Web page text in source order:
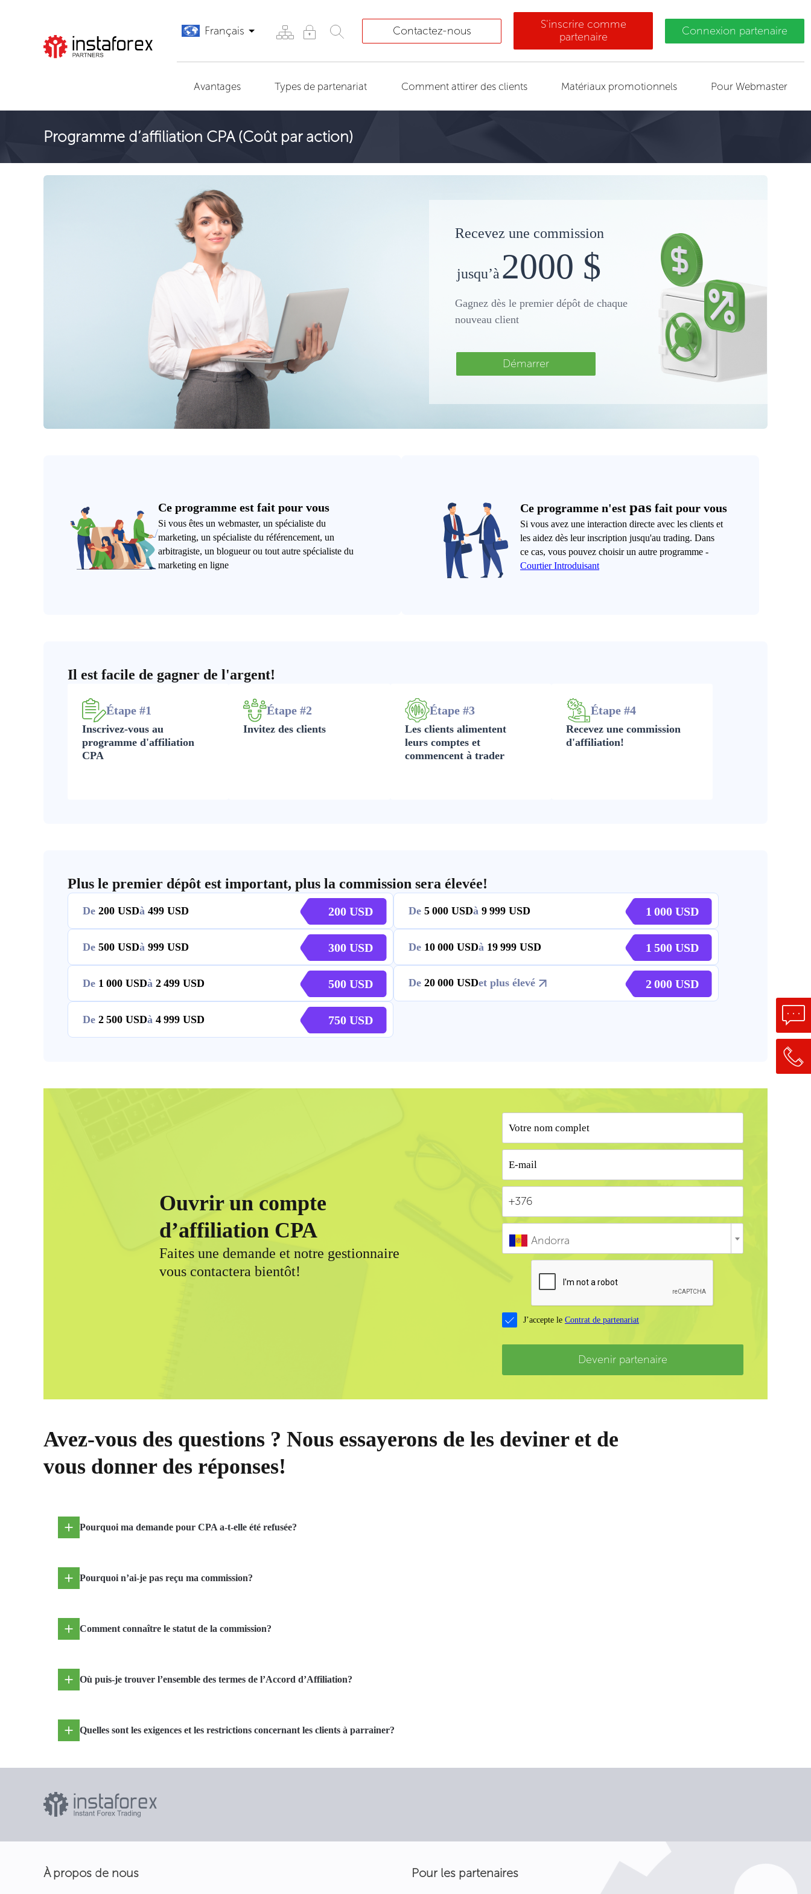
Français Contactez-nous
S'inscrire comme
partenaire
Connexion partenaire
Avantages Types de partenariat Comment attirer des clients Matériaux promotionnels Pour Webmaster
Programme d’affiliation CPA (Coût par action)
Recevez une commission
jusqu’à 2000 $
Gagnez dès le premier dépôt de chaque
nouveau client
Démarrer
Ce programme est fait pour vous
Si vous êtes un webmaster, un spécialiste du
marketing, un spécialiste du référencement, un
arbitragiste, un blogueur ou tout autre spécialiste du
marketing en ligne
Ce programme n'est pas fait pour vous
Si vous avez une interaction directe avec les clients et
les aidez dès leur inscription jusqu'au trading. Dans
ce cas, vous pouvez choisir un autre programme -
Courtier Introduisant
Il est facile de gagner de l'argent!
Étape #1
Inscrivez-vous au
programme d'affiliation
CPA
Étape #2
Invitez des clients
Étape #3
Les clients alimentent
leurs comptes et
commencent à trader
Étape #4
Recevez une commission
d'affiliation!
Plus le premier dépôt est important, plus la commission sera élevée!
De 200 à 499 200 De 5 000 à 9 999 1 000
De 500 à 999 300 De 10 000 à 19 999 1 500
De 1 000 à 2 499 500 De 20 000 et plus élevé 2 000
De 2 500 à 4 999 750
Ouvrir un compte
d’affiliation CPA
Faites une demande et notre gestionnaire
vous contactera bientôt!
Andorra
J’accepte le Contrat de partenariat
Devenir partenaire
Avez-vous des questions ? Nous essayerons de les deviner et de
vous donner des réponses!
Pourquoi ma demande pour CPA a-t-elle été refusée?
Pourquoi n’ai-je pas reçu ma commission?
Comment connaître le statut de la commission?
Où puis-je trouver l’ensemble des termes de l’Accord d’Affiliation?
Quelles sont les exigences et les restrictions concernant les clients à parrainer?
À propos de nous Pour les partenaires